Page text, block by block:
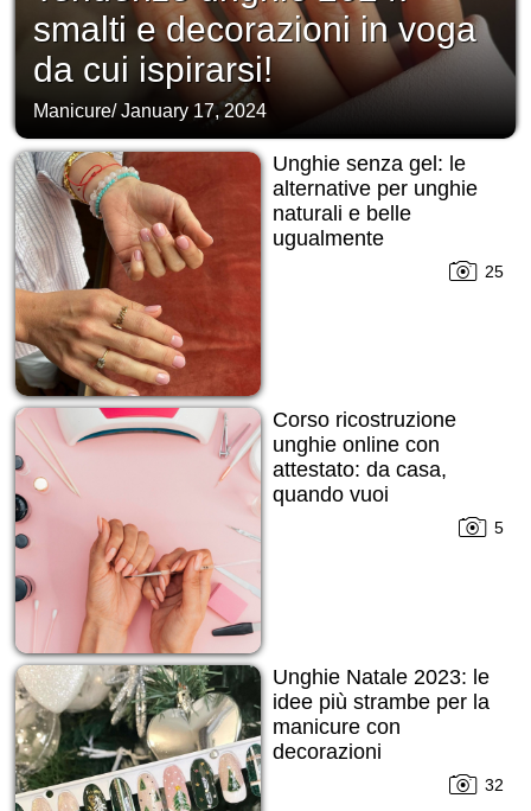
smalti e decorazioni in voga
da cui ispirarsi!
Manicure/January 17, 2024
Unghie senza gel: le
alternative per unghie
naturali e belle
ugualmente
25
Corso ricostruzione
unghie online con
attestato: da casa,
quando vuoi
5
Unghie Natale 2023: le
idee più strambe per la
manicure con
decorazioni
32